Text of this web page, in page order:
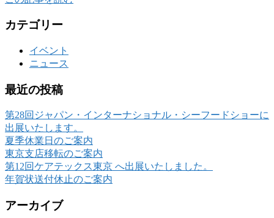
カテゴリー
イベント
ニュース
最近の投稿
第28回ジャパン・インターナショナル・シーフードショーに
出展いたします。
夏季休業日のご案内
東京支店移転のご案内
第12回ケアテックス東京 へ出展いたしました。
年賀状送付休止のご案内
アーカイブ